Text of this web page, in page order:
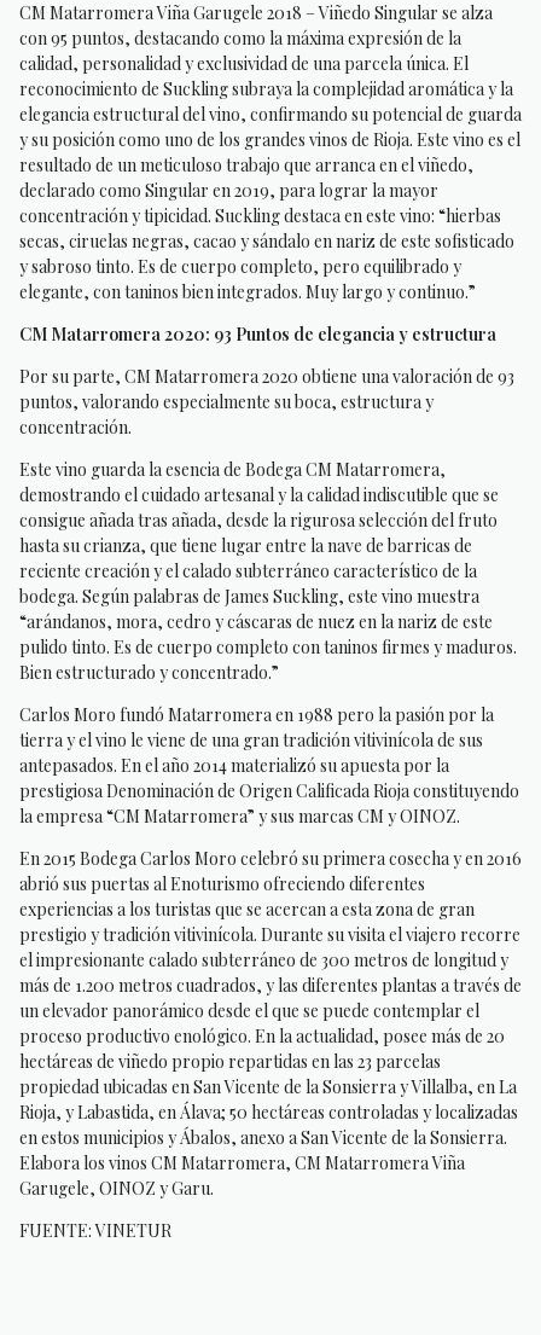
CM Matarromera Viña Garugele 2018 – Viñedo Singular se alza
con 95 puntos, destacando como la máxima expresión de la
calidad, personalidad y exclusividad de una parcela única. El
reconocimiento de Suckling subraya la complejidad aromática y la
elegancia estructural del vino, confirmando su potencial de guarda
y su posición como uno de los grandes vinos de Rioja. Este vino es el
resultado de un meticuloso trabajo que arranca en el viñedo,
declarado como Singular en 2019, para lograr la mayor
concentración y tipicidad. Suckling destaca en este vino: “hierbas
secas, ciruelas negras, cacao y sándalo en nariz de este sofisticado
y sabroso tinto. Es de cuerpo completo, pero equilibrado y
elegante, con taninos bien integrados. Muy largo y continuo.”
CM Matarromera 2020: 93 Puntos de elegancia y estructura
Por su parte, CM Matarromera 2020 obtiene una valoración de 93
puntos, valorando especialmente su boca, estructura y
concentración.
Este vino guarda la esencia de Bodega CM Matarromera,
demostrando el cuidado artesanal y la calidad indiscutible que se
consigue añada tras añada, desde la rigurosa selección del fruto
hasta su crianza, que tiene lugar entre la nave de barricas de
reciente creación y el calado subterráneo característico de la
bodega. Según palabras de James Suckling, este vino muestra
“arándanos, mora, cedro y cáscaras de nuez en la nariz de este
pulido tinto. Es de cuerpo completo con taninos firmes y maduros.
Bien estructurado y concentrado.”
Carlos Moro fundó Matarromera en 1988 pero la pasión por la
tierra y el vino le viene de una gran tradición vitivinícola de sus
antepasados. En el año 2014 materializó su apuesta por la
prestigiosa Denominación de Origen Calificada Rioja constituyendo
la empresa “CM Matarromera” y sus marcas CM y OINOZ.
En 2015 Bodega Carlos Moro celebró su primera cosecha y en 2016
abrió sus puertas al Enoturismo ofreciendo diferentes
experiencias a los turistas que se acercan a esta zona de gran
prestigio y tradición vitivinícola. Durante su visita el viajero recorre
el impresionante calado subterráneo de 300 metros de longitud y
más de 1.200 metros cuadrados, y las diferentes plantas a través de
un elevador panorámico desde el que se puede contemplar el
proceso productivo enológico. En la actualidad, posee más de 20
hectáreas de viñedo propio repartidas en las 23 parcelas
propiedad ubicadas en San Vicente de la Sonsierra y Villalba, en La
Rioja, y Labastida, en Álava; 50 hectáreas controladas y localizadas
en estos municipios y Ábalos, anexo a San Vicente de la Sonsierra.
Elabora los vinos CM Matarromera, CM Matarromera Viña
Garugele, OINOZ y Garu.
FUENTE: VINETUR